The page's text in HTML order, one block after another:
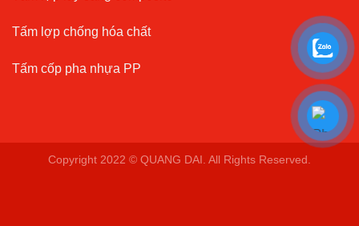
Tấm lợp chống hóa chất
Tấm cốp pha nhựa PP
Copyright 2022 © QUANG DAI. All Rights Reserved.